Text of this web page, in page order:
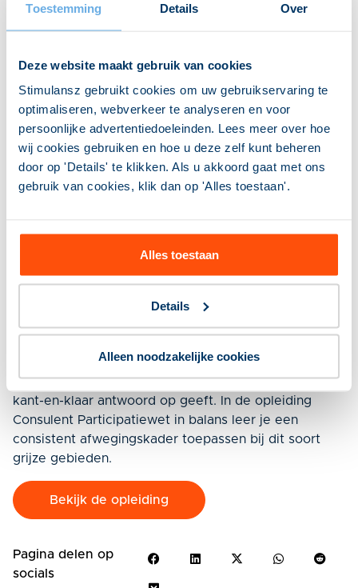
Toestemming Details Over
Deze website maakt gebruik van cookies
Stimulansz gebruikt cookies om uw gebruikservaring te
optimaliseren, webverkeer te analyseren en voor
persoonlijke advertentiedoeleinden. Lees meer over hoe
wij cookies gebruiken en hoe u deze zelf kunt beheren
door op 'Details' te klikken. Als u akkoord gaat met ons
gebruik van cookies, klik dan op 'Alles toestaan'.
Alles toestaan
Details
Alleen noodzakelijke cookies
moet de bijstandsgerechtigde bijna alles melden,
zelfs als nagenoeg zeker is dat het geen gevolgen
Ook komt de vraag op, of het niet verstandiger is om
in de Participatiewet over te stappen naar een ander
inkomensbegrip? Een uitdaging voor wat wordt
aangeduid als spoor 2, de fundamentele herziening
van de Participatiewet. Een inkomensbegrip dat beter
aansluit bij de leefwereld van inwoners en meer
overeenstemt met andere inkomensbegrippen in ons
Training Participatiewet in
de praktijk
Inkomen, vermogen, kostenbesparingen: als consulent
beoordeel je dagelijks situaties waar de wet geen
kant-en-klaar antwoord op geeft. In de opleiding
Consulent Participatiewet in balans leer je een
consistent afwegingskader toepassen bij dit soort
grijze gebieden.
Bekijk de opleiding
Pagina delen op
socials